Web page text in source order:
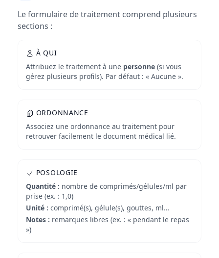
Le formulaire de traitement comprend plusieurs
sections :
À QUI
Attribuez le traitement à une personne (si vous
gérez plusieurs profils). Par défaut : « Aucune ».
ORDONNANCE
Associez une ordonnance au traitement pour
retrouver facilement le document médical lié.
POSOLOGIE
Quantité : nombre de comprimés/gélules/ml par
prise (ex. : 1,0)
Unité : comprimé(s), gélule(s), gouttes, ml…
Notes : remarques libres (ex. : « pendant le repas
»)